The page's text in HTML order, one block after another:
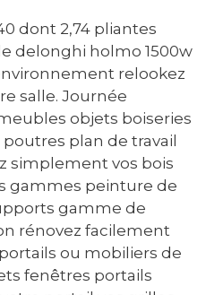
dont 2,74 pliantes
delonghi holmo 1500w
relookez
salle. Journée
objets boiseries
plan de travail
simplement vos bois
gammes peinture de
gamme de
rénovez facilement
ou mobiliers de
fenêtres portails